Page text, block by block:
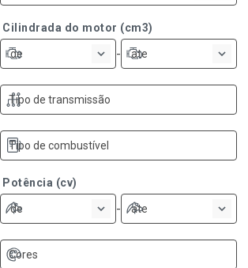
Cilindrada do motor (cm3)
de - ate
Tipo de transmissão
Tipo de combustível
Potência (cv)
de - ate
Cores